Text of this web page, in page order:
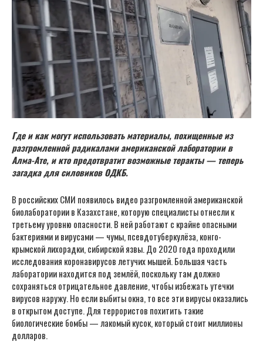
Где и как могут использовать материалы, похищенные из
разгромленной радикалами американской лаборатории в
Алма-Ате, и кто предотвратит возможные теракты — теперь
загадка для силовиков ОДКБ.
В российских СМИ появилось видео разгромленной американской
биолаборатории в Казахстане, которую специалисты отнесли к
третьему уровню опасности. В ней работают с крайне опасными
бактериями и вирусами — чумы, псевдотуберкулёза, конго-
крымской лихорадки, сибирской язвы. До 2020 года проходили
исследования коронавирусов летучих мышей. Большая часть
лаборатории находится под землёй, поскольку там должно
сохраняться отрицательное давление, чтобы избежать утечки
вирусов наружу. Но если выбиты окна, то все эти вирусы оказались
в открытом доступе. Для террористов похитить такие
биологические бомбы — лакомый кусок, который стоит миллионы
долларов.